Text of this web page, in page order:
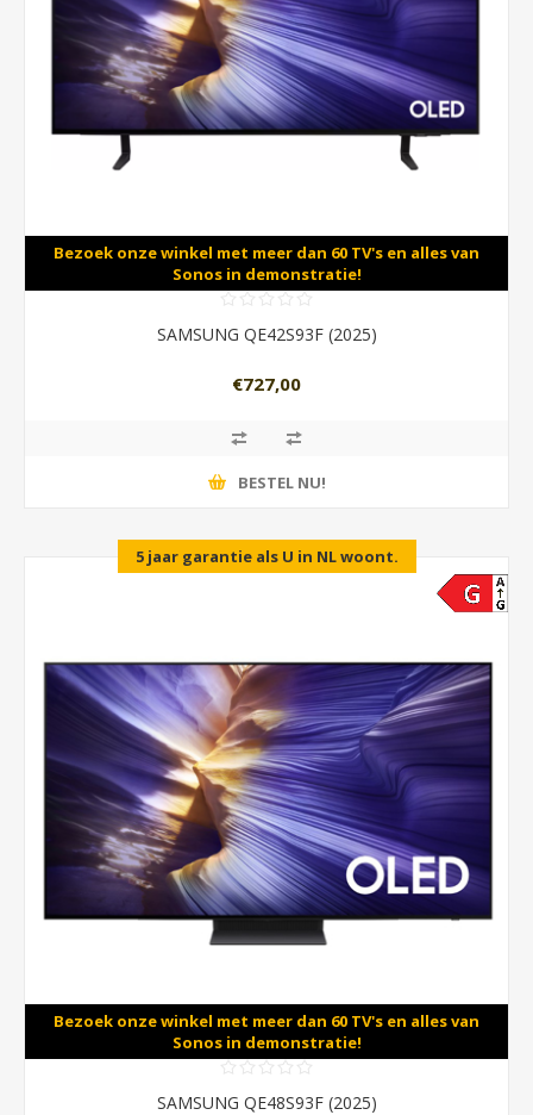
Bezoek onze winkel met meer dan 60 TV's en alles van
Sonos in demonstratie!
SAMSUNG QE42S93F (2025)
€727,00
BESTEL NU!
5 jaar garantie als U in NL woont.
Bezoek onze winkel met meer dan 60 TV's en alles van
Sonos in demonstratie!
SAMSUNG QE48S93F (2025)